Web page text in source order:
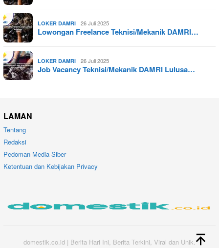
LOKER DAMRI 26 Juli 2025
Lowongan Freelance Teknisi/Mekanik DAMRI…
LOKER DAMRI 26 Juli 2025
Job Vacancy Teknisi/Mekanik DAMRI Lulusa…
LAMAN
Tentang
Redaksi
Pedoman Media Siber
Ketentuan dan Kebijakan Privacy
domestik.co.id | Berita Hari Ini, Berita Terkini, Viral dan Unik.